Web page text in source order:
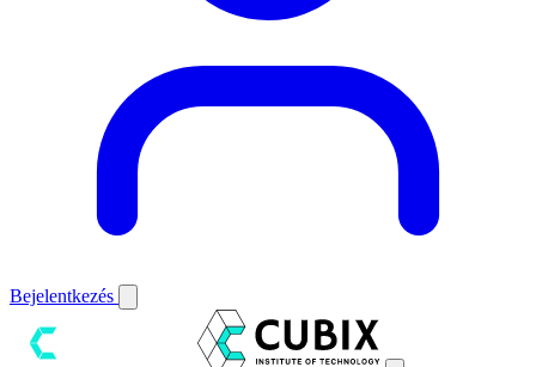
Bejelentkezés